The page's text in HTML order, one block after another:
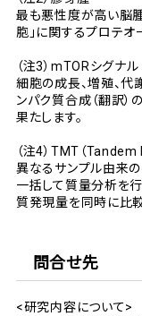
最も悪性度が高い脳
胞」に関するプロテオ
（注3）mTORシグナル
細胞の成長、増殖、
ンパク質合成（翻訳
果たします。
（注4）TMT（
異なるサンプル由来
一括して質量分析を行
質発現量を同時に比較
問合せ先
<研究内容について>